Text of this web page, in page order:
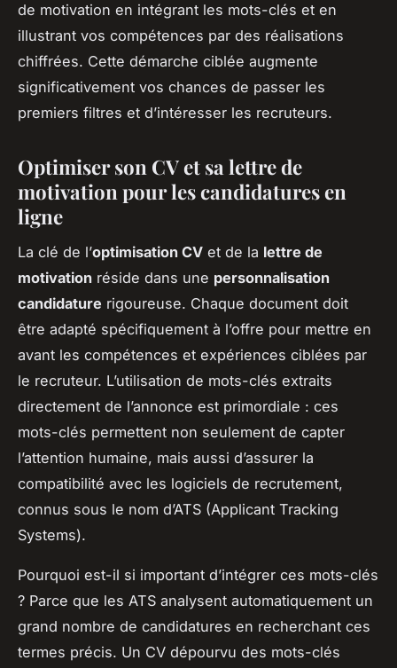
de motivation en intégrant les mots-clés et en
illustrant vos compétences par des réalisations
chiffrées. Cette démarche ciblée augmente
significativement vos chances de passer les
premiers filtres et d’intéresser les recruteurs.
Optimiser son CV et sa lettre de
motivation pour les candidatures en
ligne
La clé de l’optimisation CV et de la lettre de
motivation réside dans une personnalisation
candidature rigoureuse. Chaque document doit
être adapté spécifiquement à l’offre pour mettre en
avant les compétences et expériences ciblées par
le recruteur. L’utilisation de mots-clés extraits
directement de l’annonce est primordiale : ces
mots-clés permettent non seulement de capter
l’attention humaine, mais aussi d’assurer la
compatibilité avec les logiciels de recrutement,
connus sous le nom d’ATS (Applicant Tracking
Systems).
Pourquoi est-il si important d’intégrer ces mots-clés
? Parce que les ATS analysent automatiquement un
grand nombre de candidatures en recherchant ces
termes précis. Un CV dépourvu des mots-clés